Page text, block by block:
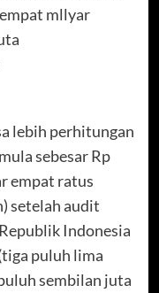
mllyar
lebih perhitungan
sebesar Rp
empat ratus
setelah audit
Indonesia
puluh lima
sembilan juta